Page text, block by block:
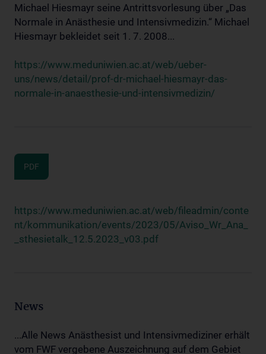
Michael Hiesmayr seine Antrittsvorlesung über „Das
Normale in Anästhesie und Intensivmedizin.“ Michael
Hiesmayr bekleidet seit 1. 7. 2008...
https://www.meduniwien.ac.at/web/ueber-
uns/news/detail/prof-dr-michael-hiesmayr-das-
normale-in-anaesthesie-und-intensivmedizin/
PDF
https://www.meduniwien.ac.at/web/fileadmin/conte
nt/kommunikation/events/2023/05/Aviso_Wr_Ana_
_sthesietalk_12.5.2023_v03.pdf
News
...Alle News Anästhesist und Intensivmediziner erhält
vom FWF vergebene Auszeichnung auf dem Gebiet